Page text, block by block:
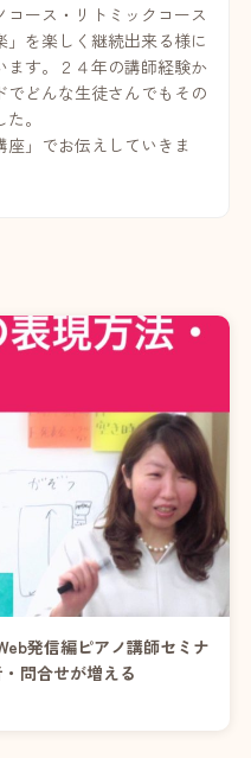
コース・リトミックコース
」を楽しく継続出来る様に
す。２４年の講師経験か
でどんな生徒さんでもその
。
」でお伝えしていきま
発信編ピアノ講師セミナ
問合せが増える